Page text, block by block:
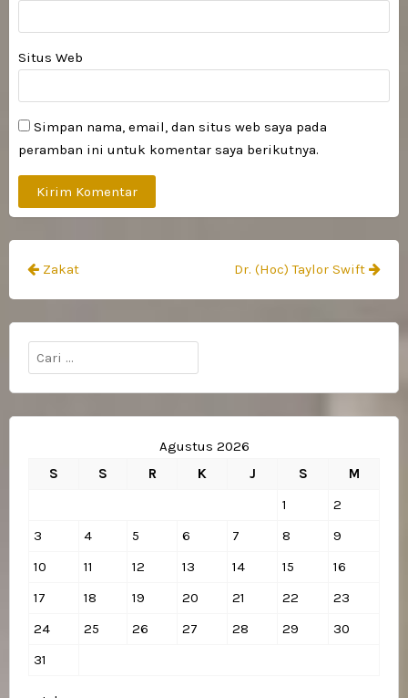
Situs Web
Simpan nama, email, dan situs web saya pada
peramban ini untuk komentar saya berikutnya.
Navigasi
pos
Zakat Dr. (Hoc) Taylor Swift
Cari
untuk:
Agustus 2026
S
S R K J S
M
1
2
3
4 5 6 7 8
9
10
11 12 13 14 15
16
17
18 19 20 21 22
23
24
25 26 27 28 29
30
31